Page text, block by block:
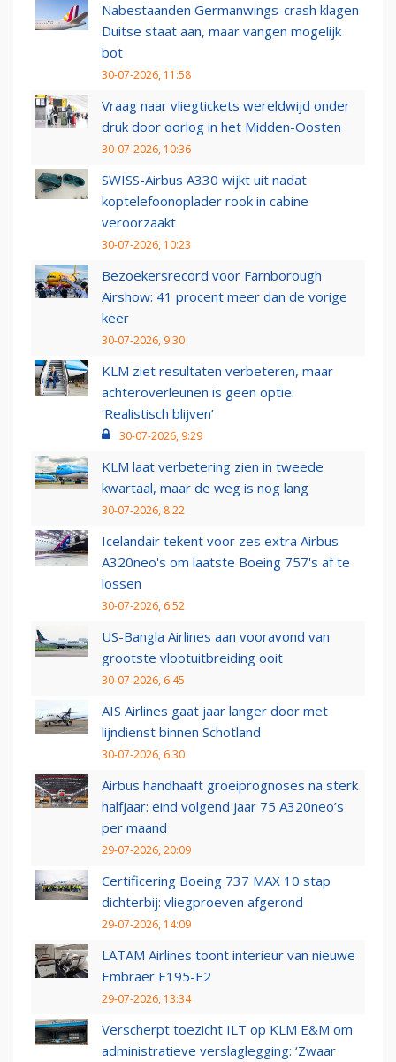
Nabestaanden Germanwings-crash klagen
Duitse staat aan, maar vangen mogelijk
bot
30-07-2026, 11:58
Vraag naar vliegtickets wereldwijd onder
druk door oorlog in het Midden-Oosten
30-07-2026, 10:36
SWISS-Airbus A330 wijkt uit nadat
koptelefoonoplader rook in cabine
veroorzaakt
30-07-2026, 10:23
Bezoekersrecord voor Farnborough
Airshow: 41 procent meer dan de vorige
keer
30-07-2026, 9:30
KLM ziet resultaten verbeteren, maar
achteroverleunen is geen optie:
‘Realistisch blijven’
30-07-2026, 9:29
KLM laat verbetering zien in tweede
kwartaal, maar de weg is nog lang
30-07-2026, 8:22
Icelandair tekent voor zes extra Airbus
A320neo's om laatste Boeing 757's af te
lossen
30-07-2026, 6:52
US-Bangla Airlines aan vooravond van
grootste vlootuitbreiding ooit
30-07-2026, 6:45
AIS Airlines gaat jaar langer door met
lijndienst binnen Schotland
30-07-2026, 6:30
Airbus handhaaft groeiprognoses na sterk
halfjaar: eind volgend jaar 75 A320neo’s
per maand
29-07-2026, 20:09
Certificering Boeing 737 MAX 10 stap
dichterbij: vliegproeven afgerond
29-07-2026, 14:09
LATAM Airlines toont interieur van nieuwe
Embraer E195-E2
29-07-2026, 13:34
Verscherpt toezicht ILT op KLM E&M om
administratieve verslaglegging: ‘Zwaar